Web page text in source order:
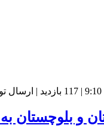
117 بازدید | ارسال
و بلوچستان